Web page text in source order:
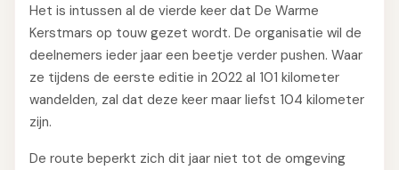
Het is intussen al de vierde keer dat De Warme
Kerstmars op touw gezet wordt. De organisatie wil de
deelnemers ieder jaar een beetje verder pushen. Waar
ze tijdens de eerste editie in 2022 al 101 kilometer
wandelden, zal dat deze keer maar liefst 104 kilometer
zijn.
De route beperkt zich dit jaar niet tot de omgeving